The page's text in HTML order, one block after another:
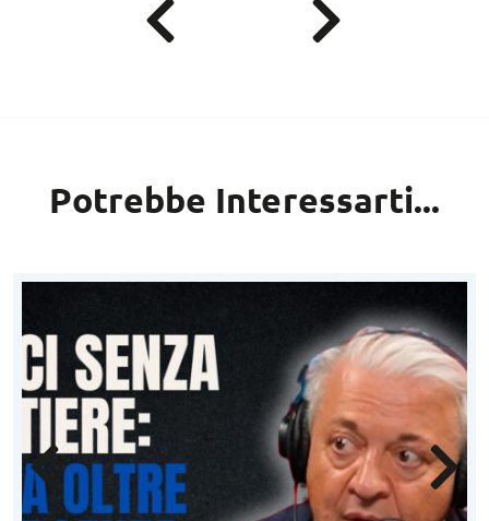
Potrebbe Interessarti...